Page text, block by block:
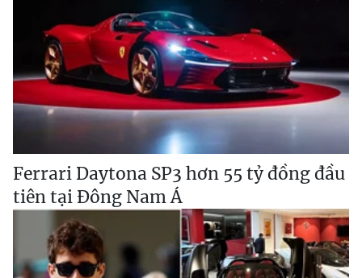
Ferrari Daytona SP3 hơn 55 tỷ đồng đầu
tiên tại Đông Nam Á